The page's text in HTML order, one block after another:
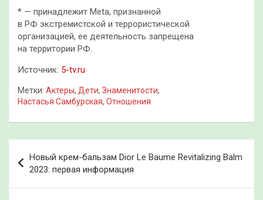
* — принадлежит Meta, признанной
в РФ экстремистской и террористической
организацией, ее деятельность запрещена
на территории РФ.
Источник: 5-tv.ru
Метки: Актеры, Дети, Знаменитости,
Настасья Самбурская, Отношения
по
записям
Новый крем-бальзам Dior Le Baume Revitalizing Balm
2023: первая информация